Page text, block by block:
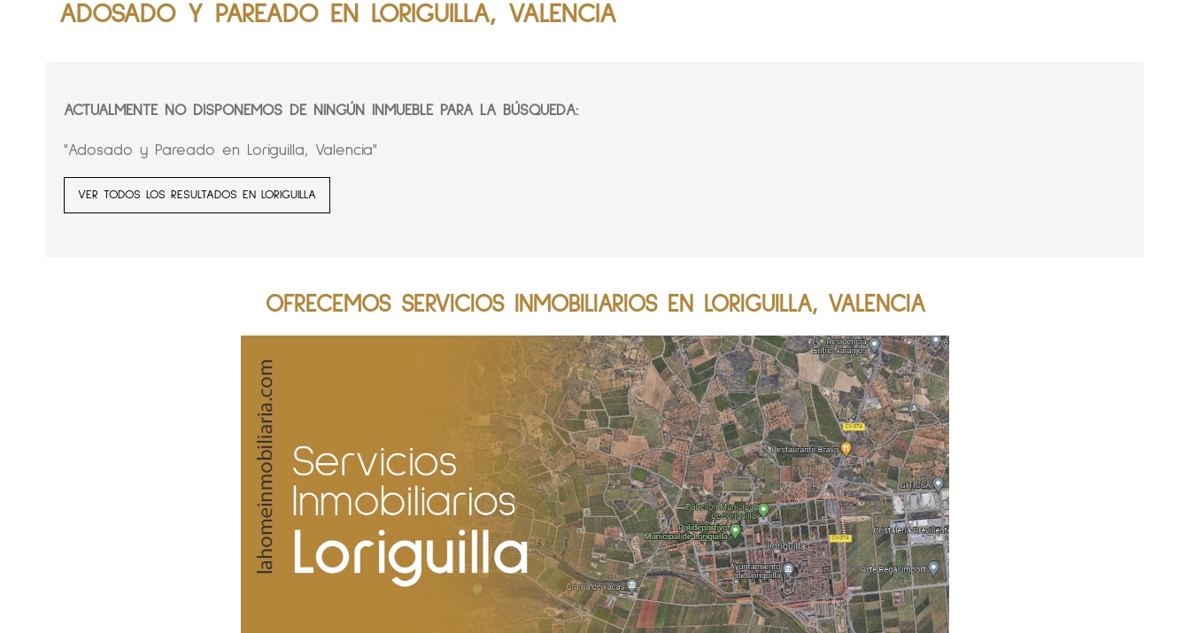
ADOSADO Y PAREADO EN LORIGUILLA, VALENCIA
ACTUALMENTE NO DISPONEMOS DE NINGÚN INMUEBLE PARA LA BÚSQUEDA:
"Adosado y Pareado en Loriguilla, Valencia"
VER TODOS LOS RESULTADOS EN LORIGUILLA
OFRECEMOS SERVICIOS INMOBILIARIOS EN LORIGUILLA, VALENCIA